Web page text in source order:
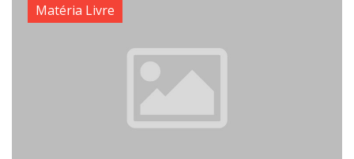
Matéria Livre